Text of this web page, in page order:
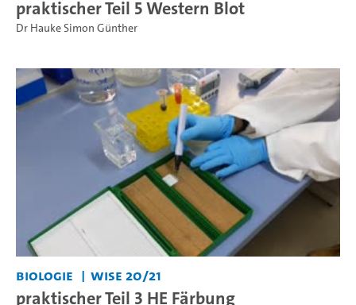
praktischer Teil 5 Western Blot
Dr Hauke Simon Günther
Biologie WiSe 20/21
praktischer Teil 3 HE Färbung